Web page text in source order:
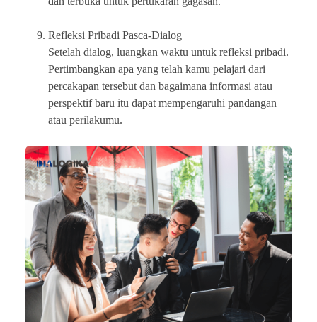
Refleksi Pribadi Pasca-Dialog
Setelah dialog, luangkan waktu untuk refleksi pribadi.
Pertimbangkan apa yang telah kamu pelajari dari
percakapan tersebut dan bagaimana informasi atau
perspektif baru itu dapat mempengaruhi pandangan
atau perilakumu.